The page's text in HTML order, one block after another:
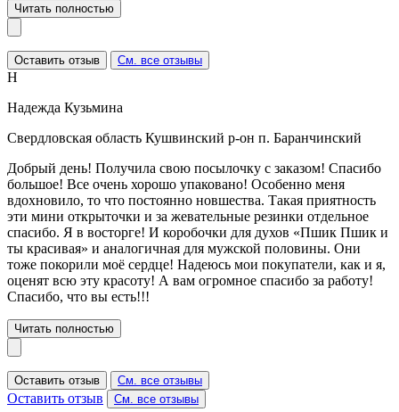
Читать полностью
Оставить отзыв См. все отзывы
Н
Надежда Кузьмина
Свердловская область Кушвинский р-он п. Баранчинский
Добрый день! Получила свою посылочку с заказом! Спасибо
большое! Все очень хорошо упаковано! Особенно меня
вдохновило, то что постоянно новшества. Такая приятность
эти мини открыточки и за жевательные резинки отдельное
спасибо. Я в восторге! И коробочки для духов «Пшик Пшик и
ты красивая» и аналогичная для мужской половины. Они
тоже покорили моё сердце! Надеюсь мои покупатели, как и я,
оценят всю эту красоту! А вам огромное спасибо за работу!
Спасибо, что вы есть!!!
Читать полностью
Оставить отзыв См. все отзывы
Оставить отзыв См. все отзывы